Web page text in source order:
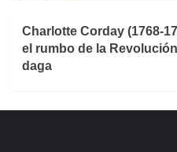
Charlotte Corday (1768-
el rumbo de la
daga